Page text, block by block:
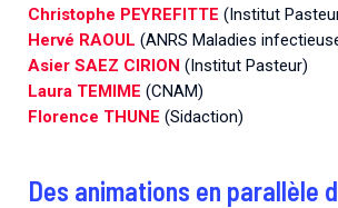
Christophe PEYREFITTE (Institut
Hervé RAOUL (ANRS Maladies
Asier SAEZ CIRION (Institut Pasteur)
Laura TEMIME (CNAM)
Florence THUNE (Sidaction)
Des animations en parallèle